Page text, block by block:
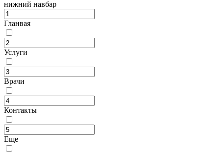
нижний навбар
Гланвая
Услуги
Врачи
Контакты
Еще